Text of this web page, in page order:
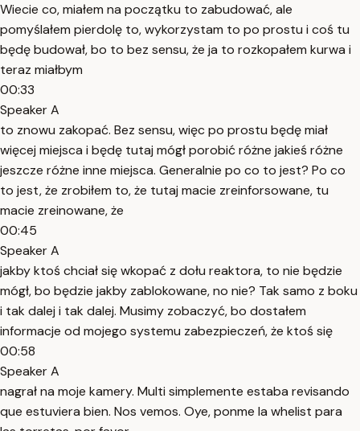
Wiecie co, miałem na początku to zabudować, ale
pomyślałem pierdolę to, wykorzystam to po prostu i coś tu
będę budował, bo to bez sensu, że ja to rozkopałem kurwa i
teraz miałbym
00:33
Speaker A
to znowu zakopać. Bez sensu, więc po prostu będę miał
więcej miejsca i będę tutaj mógł porobić różne jakieś różne
jeszcze różne inne miejsca. Generalnie po co to jest? Po co
to jest, że zrobiłem to, że tutaj macie zreinforsowane, tu
macie zreinowane, że
00:45
Speaker A
jakby ktoś chciał się wkopać z dołu reaktora, to nie będzie
mógł, bo będzie jakby zablokowane, no nie? Tak samo z boku
i tak dalej i tak dalej. Musimy zobaczyć, bo dostałem
informacje od mojego systemu zabezpieczeń, że ktoś się
00:58
Speaker A
nagrał na moje kamery. Multi simplemente estaba revisando
que estuviera bien. Nos vemos. Oye, ponme la whelist para